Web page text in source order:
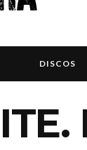
DISCOS